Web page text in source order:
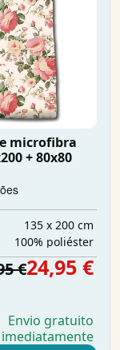
microfibra
+ 80x80
135 x 200 cm
100% poliéster
€24,95 €
Envio gratuito